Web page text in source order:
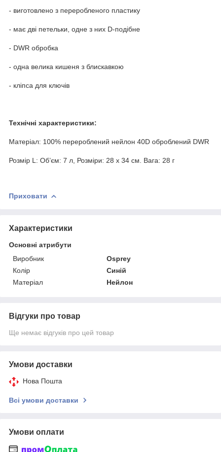
- виготовлено з переробленого пластику
- має дві петельки, одне з них D-подібне
- DWR обробка
- одна велика кишеня з блискавкою
- кліпса для ключів
Технічні характеристики:
Матеріал: 100% перероблений нейлон 40D оброблений DWR
Розмір L: Об’єм: 7 л, Розміри: 28 x 34 см. Вага: 28 г
Приховати
Характеристики
Основні атрибути
Виробник
Osprey
Колір
Синій
Матеріал
Нейлон
Відгуки про товар
Ще немає відгуків про цей товар
Умови доставки
Нова Пошта
Всі умови доставки
Умови оплати